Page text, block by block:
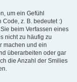
um ein Gefühl
z. B. bedeutet :)
beim Verfassen eines
nicht zu häufig zu
machen und ein
überarbeiten oder gar
die Anzahl der Smilies